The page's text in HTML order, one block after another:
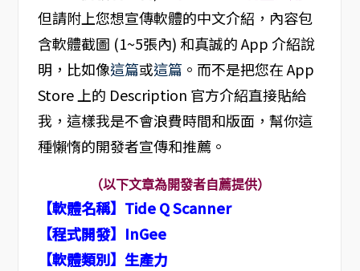
但請附上您想宣傳軟體的中文介紹，內容包
含軟體截圖 (1~5張內) 和真誠的 App 介紹說
明，比如像這篇或這篇 。而不是把您在 App
Store 上的 Description 官方介紹直接貼給
我，這樣我是不會浪費時間和版面，幫你這
種懶惰的開發者宣傳和推薦。
（以下文章為開發者自薦提供）
【軟體名稱】Tide Q Scanner
【程式開發】InGee
【軟體類別】生產力